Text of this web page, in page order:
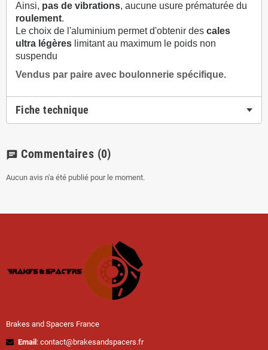
Ainsi, pas de vibrations, aucune usure prématurée du
roulement.
Le choix de l'aluminium permet d'obtenir des cales
ultra légères limitant au maximum le poids non
suspendu
Vendus par paire avec boulonnerie spécifique.
Fiche technique
chat Commentaires (0)
Aucun avis n'a été publié pour le moment.
Brakes and Spacers France
Email : contact@brakesandspacers.fr